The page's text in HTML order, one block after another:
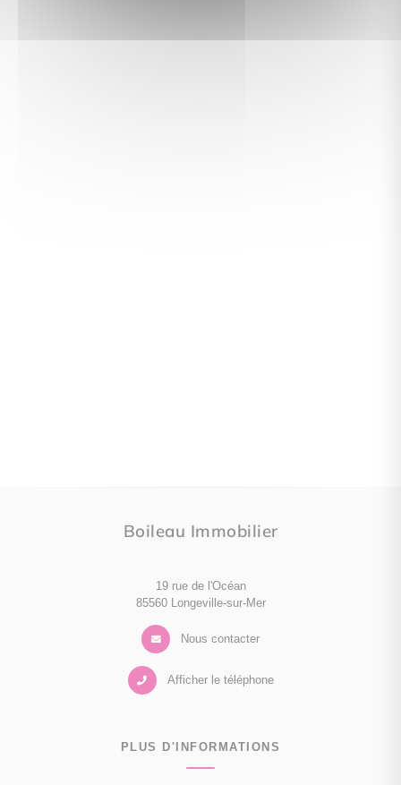
Boileau Immobilier
19 rue de l'Océan
85560 Longeville-sur-Mer
Nous contacter
Afficher le téléphone
PLUS D'INFORMATIONS